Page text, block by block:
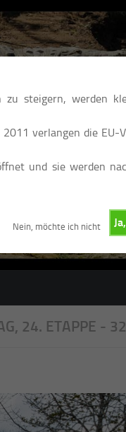
steigern, werden
2011 verlangen die EU-
und sie werden
Nein, möchte ich nicht
24. ETAPPE -